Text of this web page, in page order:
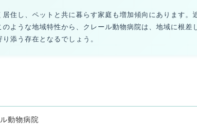
住し、ペットと共に暮らす家庭も増加傾向にあります。
ような地域特性から、クレール動物病院は、地域に根
添う存在となるでしょう。
動物病院